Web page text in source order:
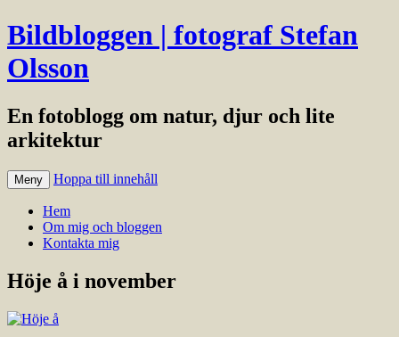
Bildbloggen | fotograf Stefan
Olsson
En fotoblogg om natur, djur och lite
arkitektur
Meny Hoppa till innehåll
Hem
Om mig och bloggen
Kontakta mig
Höje å i november